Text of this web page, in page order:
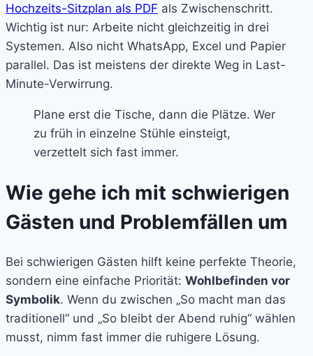
Hochzeits-Sitzplan als PDF als Zwischenschritt.
Wichtig ist nur: Arbeite nicht gleichzeitig in drei
Systemen. Also nicht WhatsApp, Excel und Papier
parallel. Das ist meistens der direkte Weg in Last-
Minute-Verwirrung.
Plane erst die Tische, dann die Plätze. Wer
zu früh in einzelne Stühle einsteigt,
verzettelt sich fast immer.
Wie gehe ich mit schwierigen
Gästen und Problemfällen um
Bei schwierigen Gästen hilft keine perfekte Theorie,
sondern eine einfache Priorität: Wohlbefinden vor
Symbolik. Wenn du zwischen „So macht man das
traditionell“ und „So bleibt der Abend ruhig“ wählen
musst, nimm fast immer die ruhigere Lösung.